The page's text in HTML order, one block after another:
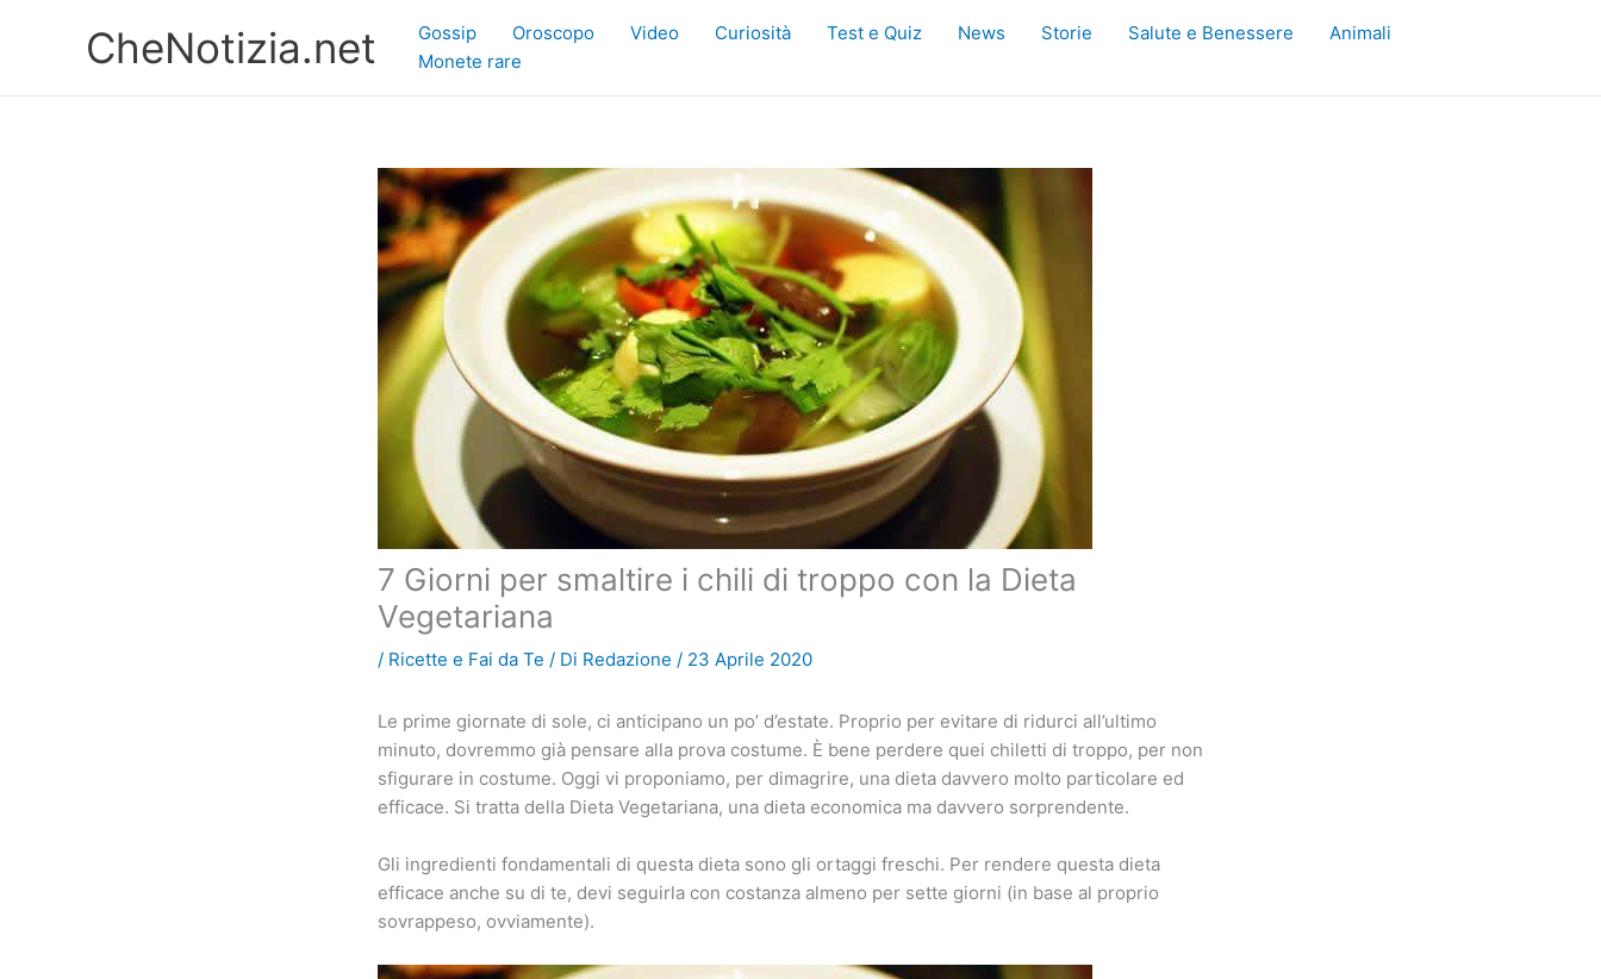
CheNotizia.net Gossip Oroscopo Video Curiosità Test e Quiz News Storie Salute e Benessere
Animali
Monete rare
7 Giorni per smaltire i chili di troppo con la Dieta
Vegetariana
/ Ricette e Fai da Te / Di Redazione / 23 Aprile 2020
Le prime giornate di sole, ci anticipano un po’ d’estate. Proprio per evitare di ridurci all’ultimo
minuto, dovremmo già pensare alla prova costume. È bene perdere quei chiletti di troppo, per non
sfigurare in costume. Oggi vi proponiamo, per dimagrire, una dieta davvero molto particolare ed
efficace. Si tratta della Dieta Vegetariana, una dieta economica ma davvero sorprendente.
Gli ingredienti fondamentali di questa dieta sono gli ortaggi freschi. Per rendere questa dieta
efficace anche su di te, devi seguirla con costanza almeno per sette giorni (in base al proprio
sovrappeso, ovviamente).